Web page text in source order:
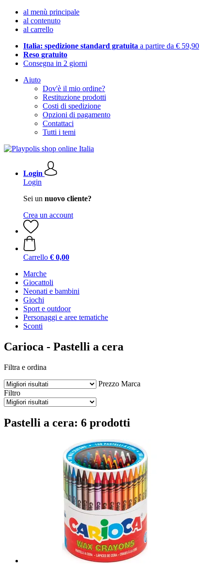
al menù principale
al contenuto
al carrello
Italia: spedizione standard gratuita a partire da € 59,90
Reso gratuito
Consegna in 2 giorni
Aiuto
Dov'è il mio ordine?
Restituzione prodotti
Costi di spedizione
Opzioni di pagamento
Contattaci
Tutti i temi
Login
Login
Sei un nuovo cliente?
Crea un account
Carrello € 0,00
Marche
Giocattoli
Neonati e bambini
Giochi
Sport e outdoor
Personaggi e aree tematiche
Sconti
Carioca - Pastelli a cera
Filtra e ordina
Prezzo Marca
Filtro
Pastelli a cera: 6 prodotti